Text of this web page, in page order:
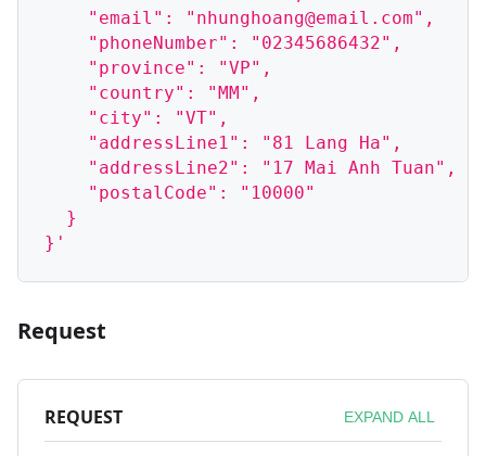
    "email": "nhunghoang@email.com",
    "phoneNumber": "02345686432",
    "province": "VP",
    "country": "MM",
    "city": "VT",
    "addressLine1": "81 Lang Ha",
    "addressLine2": "17 Mai Anh Tuan",
    "postalCode": "10000"
  }
}'
Request
REQUEST EXPAND ALL